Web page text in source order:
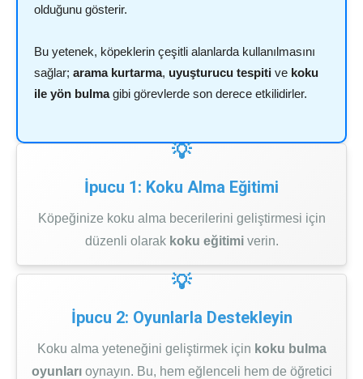
olduğunu gösterir.
Bu yetenek, köpeklerin çeşitli alanlarda kullanılmasını
sağlar; arama kurtarma, uyuşturucu tespiti ve koku
ile yön bulmagibi görevlerde son derece etkilidirler.
İpucu 1: Koku Alma Eğitimi
Köpeğinize koku alma becerilerini geliştirmesi için
düzenli olarak koku eğitimiverin.
İpucu 2: Oyunlarla Destekleyin
Koku alma yeteneğini geliştirmek için koku bulma
oyunlarıoynayın. Bu, hem eğlenceli hem de öğretici